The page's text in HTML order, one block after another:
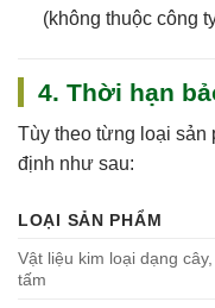
(không thuộc công
4. Thời hạn
Tùy theo từng loại
định như sau:
LOẠI SẢN PHẨM
Vật liệu kim loại dạng cây,
tấm